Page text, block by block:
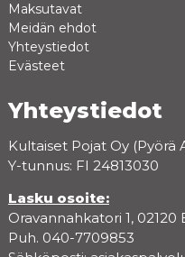
Maksutavat
Meidän ehdot
Yhteystiedot
Evästeet
Yhteystiedot
Kultaiset Pojat Oy (Pyörä
Y-tunnus: FI 24813030
Lasku osoite:
Oravannahkatori 1, 02120
Puh. 040-7709853